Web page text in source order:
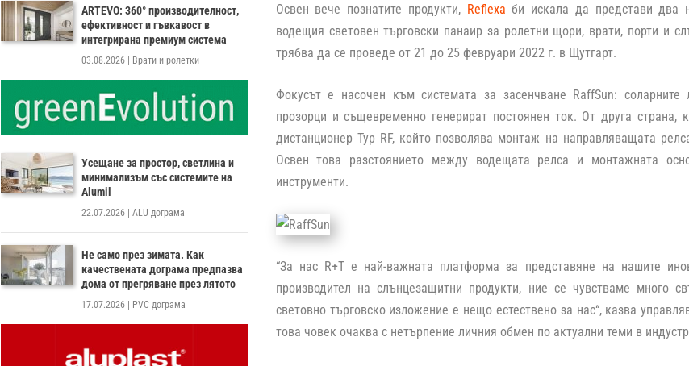
ARTEVO: 360° производителност,
ефективност и гъвкавост в
интегрирана премиум система
03.08.2026 Врати и ролетки
Усещане за простор, светлина и
минимализъм със системите на
Alumil
22.07.2026 | ALU дограма
Не само през зимата. Как
качествената дограма предпазва
дома от прегряване през лятото
17.07.2026 | PVC дограма
Освен вече познатите продукти, Reflexa би искала да представи два
водещия световен търговски панаир за ролетни щори, врати, порти и
трябва да се проведе от 21 до 25 февруари 2022 г. в Щутгарт.
Фокусът е насочен към системата за засенчване RaffSun:
прозорци и същевременно генерират постоянен ток. От друга страна,
дистанционер Typ RF, който позволява монтаж на направляващата
Освен това разстоянието между водещата релса и монтажната
инструменти.
“За нас R+T е най-важната платформа за представяне на нашите
производител на слънцезащитни продукти, ние се чувстваме много
световно търговско изложение е нещо естествено за нас“, казва
това човек очаква с нетърпение личния обмен по актуални теми в